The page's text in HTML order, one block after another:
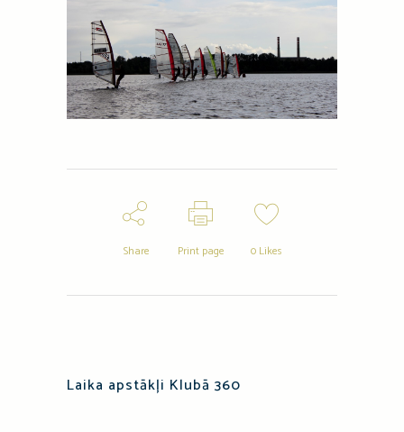
Share Print page 0Likes
Laika apstākļi Klubā 360